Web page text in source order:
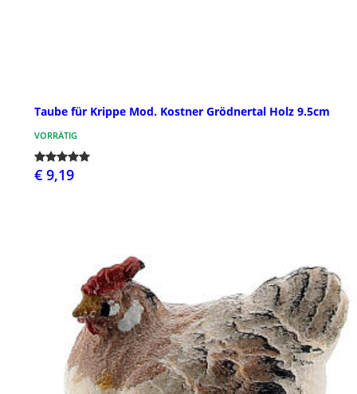
Taube für Krippe Mod. Kostner Grödnertal Holz 9.5cm
VORRÄTIG
€ 9,19